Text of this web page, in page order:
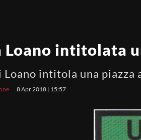
Loano intitolata
Loano intitola una
8 Apr 2018 | 15:57